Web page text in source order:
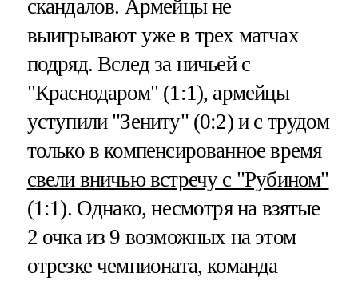
скандалов. Армейцы не
выигрывают уже в трех матчах
подряд. Вслед за ничьей с
"Краснодаром" (1:1), армейцы
уступили "Зениту" (0:2) и с трудом
только в компенсированное время
свели вничью встречу с "Рубином"
(1:1). Однако, несмотря на взятые
2 очка из 9 возможных на этом
отрезке чемпионата, команда